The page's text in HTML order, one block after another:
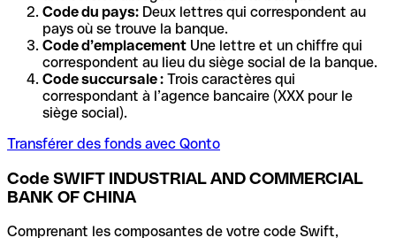
Code du pays: Deux lettres qui correspondent au
pays où se trouve la banque.
Code d’emplacement Une lettre et un chiffre qui
correspondent au lieu du siège social de la banque.
Code succursale : Trois caractères qui
correspondant à l’agence bancaire (XXX pour le
siège social).
Transférer des fonds avec Qonto
Code SWIFT INDUSTRIAL AND COMMERCIAL
BANK OF CHINA
Comprenant les composantes de votre code Swift,